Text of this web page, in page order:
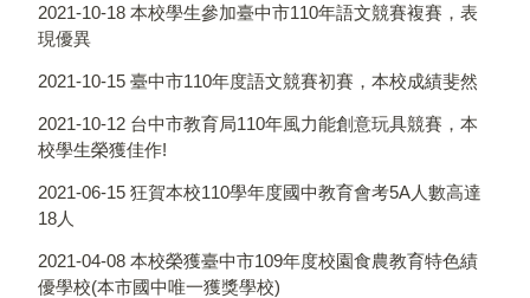
2021-10-18 本校學生參加臺中市110年語文競賽複賽，表
現優異
2021-10-15 臺中市110年度語文競賽初賽，本校成績斐然
2021-10-12 台中市教育局110年風力能創意玩具競賽，本
校學生榮獲佳作!
2021-06-15 狂賀本校110學年度國中教育會考5A人數高達
18人
2021-04-08 本校榮獲臺中市109年度校園食農教育特色績
優學校(本市國中唯一獲獎學校)